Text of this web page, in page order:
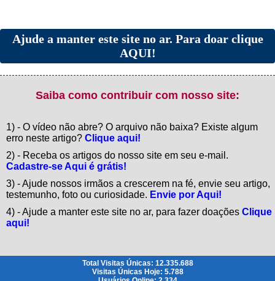
Ajude a manter este site no ar. Para doar clique
AQUI!
Saiba como contribuir com nosso site:
1) - O vídeo não abre? O arquivo não baixa? Existe algum
erro neste artigo? Clique aqui!
2) - Receba os artigos do nosso site em seu e-mail.
Cadastre-se Aqui é grátis!
3) - Ajude nossos irmãos a crescerem na fé, envie seu artigo,
testemunho, foto ou curiosidade. Envie por Aqui!
4) - Ajude a manter este site no ar, para fazer doações Clique
aqui!
Total Visitas Únicas: 12.335.688
Visitas Únicas Hoje: 5.788